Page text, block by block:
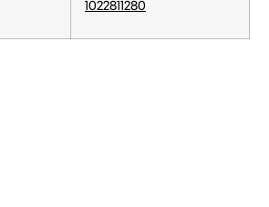
1022811280